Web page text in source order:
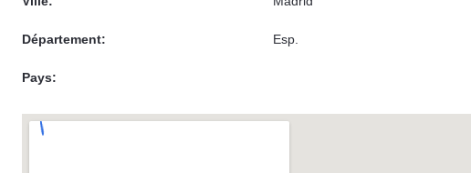
Département: Esp.
Pays: